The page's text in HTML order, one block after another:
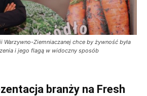
Warzywno-Ziemniaczanej chce by żywność była
i jego flagą w widoczny sposób
branży na Fresh